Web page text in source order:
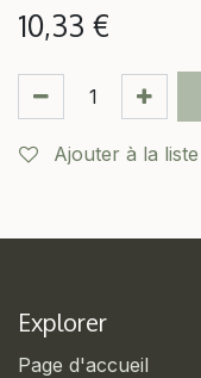
10,33 €
Ajouter à la
Explorer
Page d'accueil